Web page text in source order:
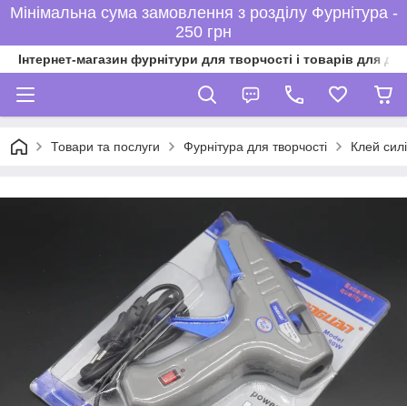
Мінімальна сума замовлення з розділу Фурнітура -
250 грн
Інтернет-магазин фурнітури для творчості і товарів для
Товари та послуги Фурнітура для творчості Клей